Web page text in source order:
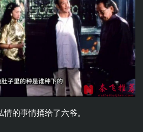
的事情捅给了六爷。